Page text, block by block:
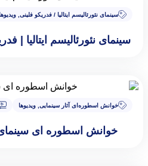
سینمای نئورئالیسم ایتالیا / فدریکو فلینی ,ویدیوها
سینمای نئورئالیسم ایتالیا |
خوانش اسطوره‌ای آثار سینمایی ,ویدیوها
خوانش اسطوره ای